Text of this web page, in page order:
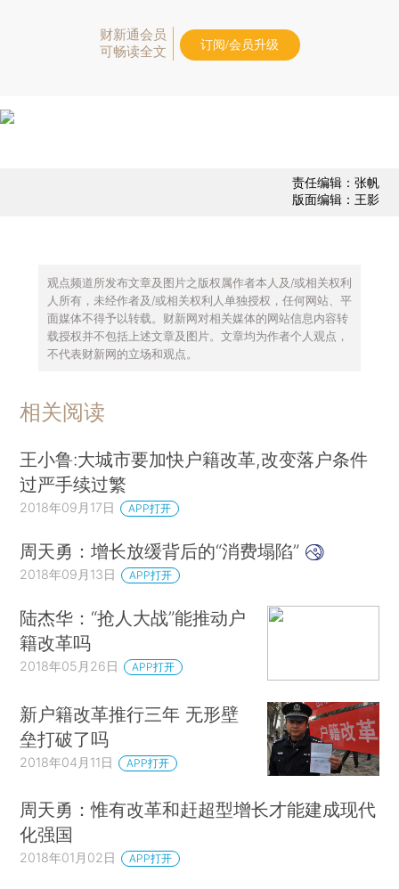
财新通会员
可畅读全文
订阅/会员升级
责任编辑：张帆
版面编辑：王影
观点频道所发布文章及图片之版权属作者本人及/或相关权利
人所有，未经作者及/或相关权利人单独授权，任何网站、平
面媒体不得予以转载。财新网对相关媒体的网站信息内容转
载授权并不包括上述文章及图片。文章均为作者个人观点，
不代表财新网的立场和观点。
相关阅读
王小鲁:大城市要加快户籍改革,改变落户条件
过严手续过繁
2018年09月17日 APP打开
周天勇：增长放缓背后的“消费塌陷”
2018年09月13日 APP打开
陆杰华：“抢人大战”能推动户
籍改革吗
2018年05月26日 APP打开
新户籍改革推行三年 无形壁
垒打破了吗
2018年04月11日 APP打开
周天勇：惟有改革和赶超型增长才能建成现代
化强国
2018年01月02日 APP打开